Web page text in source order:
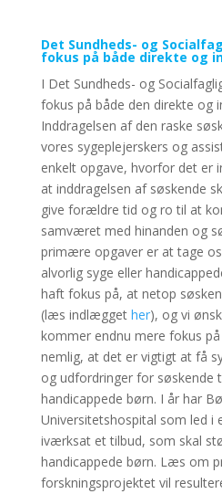
Det Sundheds- og
fokus på både direkte og
I Det Sundheds- og
fokus på både den direkte og
Inddragelsen af den raske
vores sygeplejerskers og
enkelt opgave, hvorfor det er
at inddragelsen af søskende
give forældre tid og ro til at
samværet med hinanden og
primære opgaver er at tage
alvorlig syge eller
haft fokus på, at netop
(læs indlægget her), og vi
kommer endnu mere fokus
nemlig, at det er vigtigt at få
og udfordringer for søskende
handicappede børn. I år har
Universitetshospital som led i
iværksat et tilbud, som skal
handicappede børn. Læs om
forskningsprojektet vil